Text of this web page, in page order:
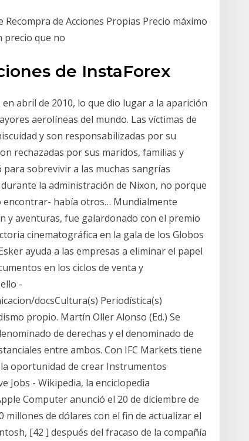
Recompra de Acciones Propias Precio máximo
precio que no
de InstaForex
abril de 2010, lo que dio lugar a la aparición
aerolíneas del mundo. Las víctimas de
y son responsabilizadas por su
rechazadas por sus maridos, familias y
sobrevivir a las muchas sangrías
la administración de Nixon, no porque
encontrar- había otros… Mundialmente
y aventuras, fue galardonado con el premio
cinematográfica en la gala de los Globos
ayuda a las empresas a eliminar el papel
en los ciclos de venta y
-
docsCultura(s) Periodística(s)
propio. Martín Oller Alonso (Ed.) Se
de derechas y el denominado de
entre ambos. Con IFC Markets tiene
oportunidad de crear Instrumentos
Jobs - Wikipedia, la enciclopedia
Computer anunció el 20 de diciembre de
millones de dólares con el fin de actualizar el
[42 ] después del fracaso de la compañía